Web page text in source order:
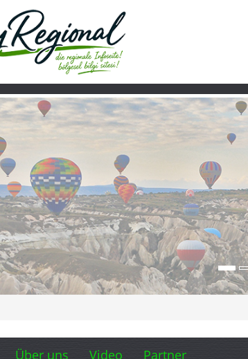
Über uns Video
(Muş) – Wo
– Wo Geschichte
Schlager über den Landkreis Malazgirt –